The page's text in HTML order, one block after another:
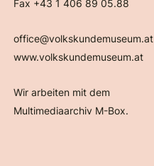
Fax +43 1 406 89 05.88
office@volkskundemuseum.at
www.volkskundemuseum.at
Wir arbeiten mit dem
Multimediaarchiv M-Box.